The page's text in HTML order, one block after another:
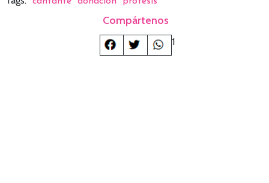
Compártenos
1